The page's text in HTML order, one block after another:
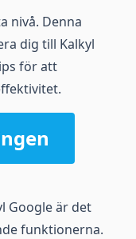
nivå. Denna
dig till Kalkyl
för att
Google är det
funktionerna.